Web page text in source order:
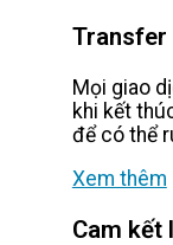
Transfer
Mọi giao
khi kết
để có thể
Xem thêm
Cam kết